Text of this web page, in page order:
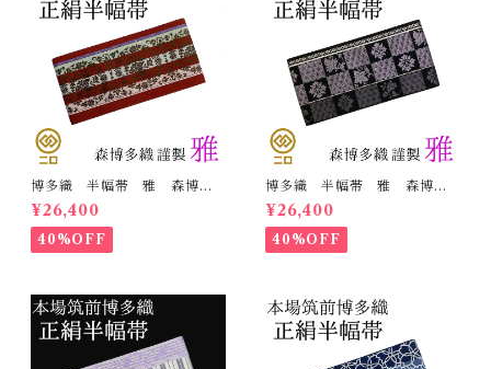
博多織 半幅帯 雅 森博多
織 正絹 リバーシブル 長
さ/3m78cm 日本製 和装
小袋帯 半巾帯
¥26,400
40%OFF
博多織 半幅帯 雅 森博多
織 正絹 リバーシブル 長
さ/3m78cm 日本製 和装
小袋帯 半巾帯
¥26,400
40%OFF